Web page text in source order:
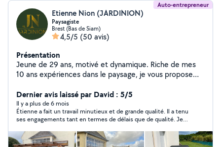
Auto-entrepreneur
Etienne Nion (JARDINION)
Paysagiste
Brest (Bas de Siam)
4,5/5 (50 avis)
Présentation
Jeune de 29 ans, motivé et dynamique. Riche de mes
10 ans expériences dans le paysage, je vous propose
Tonte, taille, élagage, abatage mais également création
d'espaces paysagés et petites maçonneries.
Dernier avis laissé par David : 5/5
Il y a plus de 6 mois
Étienne a fait un travail minutieux et de grande qualité. Il a tenu
ses engagements tant en termes de délais que de qualité. Je